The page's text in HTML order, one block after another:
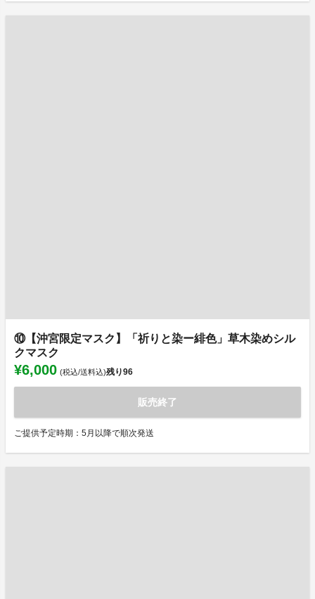
⑩【沖宮限定マスク】「祈りと染ー緋色」草木染めシル
クマスク
¥6,000 (税込/送料込)残り96
販売終了
ご提供予定時期：5月以降で順次発送